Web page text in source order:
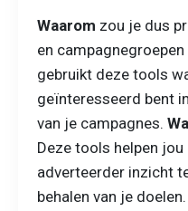
Waarom zou je dus
en
gebruikt deze tools
geïnteresseerd bent
van je campagnes.
Deze tools helpen jou
adverteerder inzicht
behalen van je doelen.